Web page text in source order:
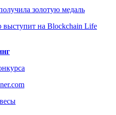
золотую медаль
на Blockchain Life